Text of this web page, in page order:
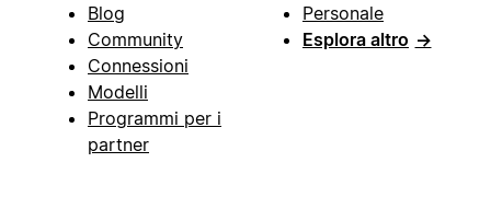
Blog
Community
Connessioni
Modelli
Programmi per i
partner
Personale
Esplora altro →